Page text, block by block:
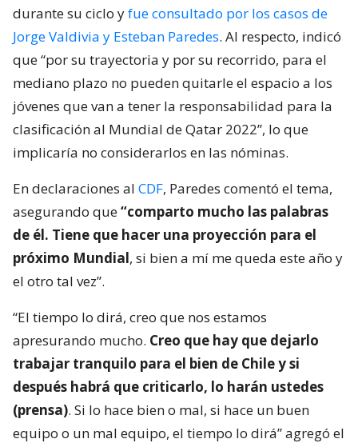
durante su ciclo yfue consultado por los casos de
Jorge Valdivia y Esteban Paredes. Al respecto, indicó
que “por su trayectoria y por su recorrido, para el
mediano plazo no pueden quitarle el espacio a los
jóvenes que van a tener la responsabilidad para la
clasificación al Mundial de Qatar 2022”, lo que
implicaría no considerarlos en las nóminas.
En declaraciones al CDF, Paredes comentó el tema,
asegurando que“comparto mucho las palabras
de él. Tiene que hacer una proyección para el
próximo Mundial, si bien a mí me queda este año y
el otro tal vez”.
“El tiempo lo dirá, creo que nos estamos
apresurando mucho. Creo que hay que dejarlo
trabajar tranquilo para el bien de Chile y si
después habrá que criticarlo, lo harán ustedes
(prensa). Si lo hace bien o mal, si hace un buen
equipo o un mal equipo, el tiempo lo dirá” agregó el